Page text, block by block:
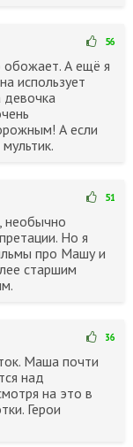
56
обожает. А ещё я
использует
девочка
А если
51
необычно
Но я
про Машу и
старшим
36
Маша почти
над
на это в
Герои